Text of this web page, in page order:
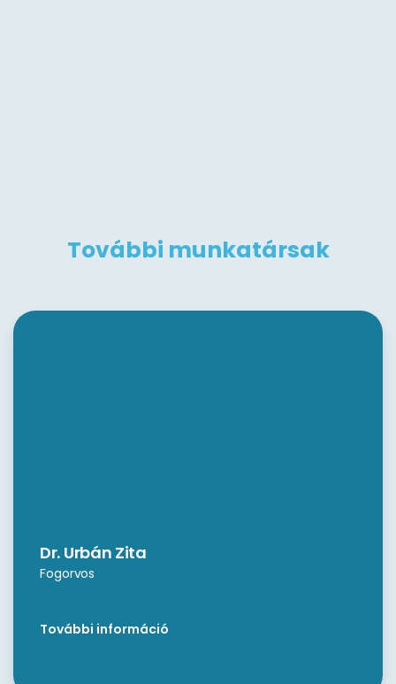
További munkatársak
Dr. Urbán Zita
Fogorvos
További információ